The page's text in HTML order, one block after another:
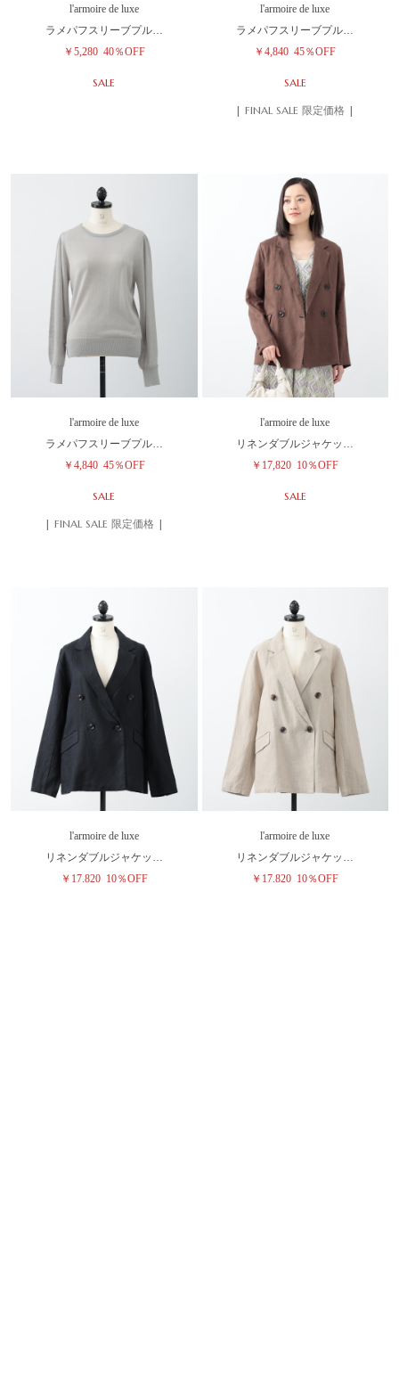
l'armoire de luxe
ラメパフスリーブプル…
￥5,280 40％OFF
SALE
l'armoire de luxe
ラメパフスリーブプル…
￥4,840 45％OFF
SALE
| FINAL SALE 限定価格 |
l'armoire de luxe
ラメパフスリーブプル…
￥4,840 45％OFF
SALE
| FINAL SALE 限定価格 |
l'armoire de luxe
リネンダブルジャケッ…
￥17,820 10％OFF
SALE
l'armoire de luxe
リネンダブルジャケッ…
￥17,820 10％OFF
l'armoire de luxe
リネンダブルジャケッ…
￥17,820 10％OFF